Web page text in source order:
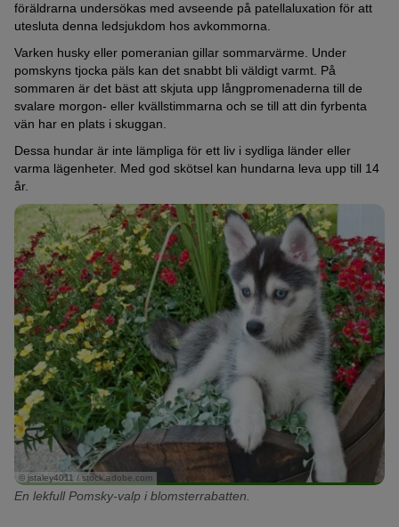
föräldrarna undersökas med avseende på patellaluxation för att
utesluta denna ledsjukdom hos avkommorna.
Varken husky eller pomeranian gillar sommarvärme. Under
pomskyns tjocka päls kan det snabbt bli väldigt varmt. På
sommaren är det bäst att skjuta upp långpromenaderna till de
svalare morgon- eller kvällstimmarna och se till att din fyrbenta
vän har en plats i skuggan.
Dessa hundar är inte lämpliga för ett liv i sydliga länder eller
varma lägenheter. Med god skötsel kan hundarna leva upp till 14
år.
© jstaley4011 / stock.adobe.com
En lekfull Pomsky-valp i blomsterrabatten.